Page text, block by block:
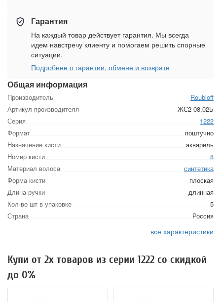
Общая информация
Производитель
Roubloff
Артикул производителя
ЖС2-08,02Б
Серия
1222
Формат
поштучно
Назначение кисти
акварель
Номер кисти
8
Материал волоса
синтетика
Форма кисти
плоская
Длина ручки
длинная
Кол-во шт в упаковке
5
Страна
Россия
все характеристики
Гарантия
На каждый товар действует гарантия. Мы всегда
идем навстречу клиенту и помогаем решить спорные
ситуации.
Подробнее о гарантии, обмене и возврате
Купи от 2х товаров из серии 1222 со скидкой
до 0%